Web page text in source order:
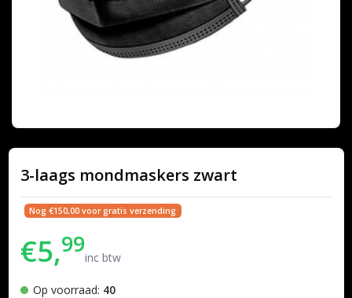
3-laags mondmaskers zwart
Nog €150,00 voor gratis verzending
€5,99inc btw
Op voorraad: 40